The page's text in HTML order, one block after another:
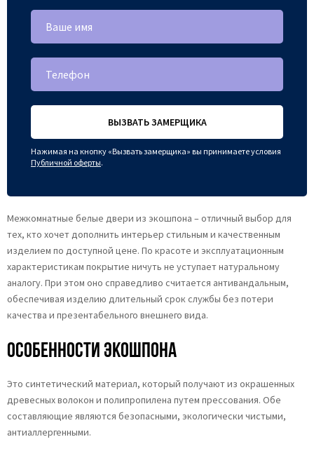
ВЫЗВАТЬ ЗАМЕРЩИКА
Нажимая на кнопку «Вызвать замерщика» вы принимаете условия
Публичной оферты.
Межкомнатные белые двери из экошпона – отличный выбор для
тех, кто хочет дополнить интерьер стильным и качественным
изделием по доступной цене. По красоте и эксплуатационным
характеристикам покрытие ничуть не уступает натуральному
аналогу. При этом оно справедливо считается антивандальным,
обеспечивая изделию длительный срок службы без потери
качества и презентабельного внешнего вида.
Особенности экошпона
Это синтетический материал, который получают из окрашенных
древесных волокон и полипропилена путем прессования. Обе
составляющие являются безопасными, экологически чистыми,
антиаллергенными.